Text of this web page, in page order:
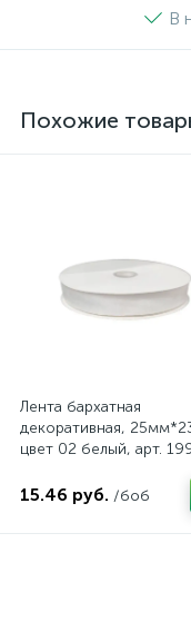
В
Похожие
Лента бархатная
декоративная,
цвет 02 белый, арт.
15.46 руб. /боб